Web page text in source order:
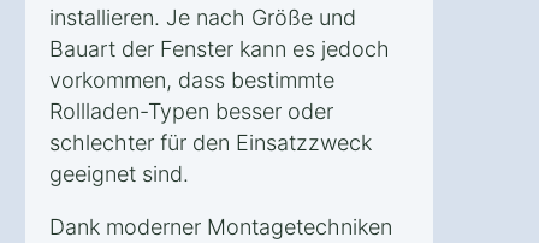
installieren. Je nach Größe und
Bauart der Fenster kann es jedoch
vorkommen, dass bestimmte
Rollladen-Typen besser oder
schlechter für den Einsatzzweck
geeignet sind.
Dank moderner Montagetechniken